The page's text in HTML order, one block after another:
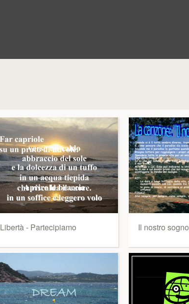
Libertà - Partecipiamo Il nostro sogno